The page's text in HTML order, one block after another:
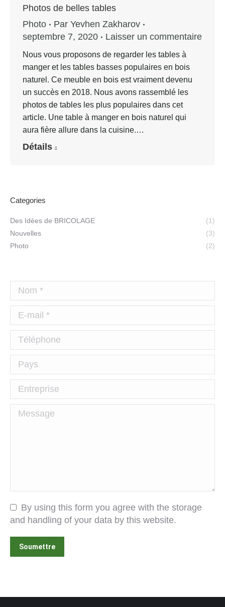
Photos de belles tables
Photo
Par Yevhen Zakharov
septembre 7, 2020
Laisser un commentaire
Nous vous proposons de regarder les tables à
manger et les tables basses populaires en bois
naturel. Ce meuble en bois est vraiment devenu
un succès en 2018. Nous avons rassemblé les
photos de tables les plus populaires dans cet
article. Une table à manger en bois naturel qui
aura fière allure dans la cuisine.…
Détails
Categories
Des Idées de BRICOLAGE
(1)
Nouvelles
(3)
Photo
(2)
Nom *
E-mail *
Téléphone
Pays
Entreprise
Message
By using this form you agree with the storage
and handling of your data by this website.
Soumettre